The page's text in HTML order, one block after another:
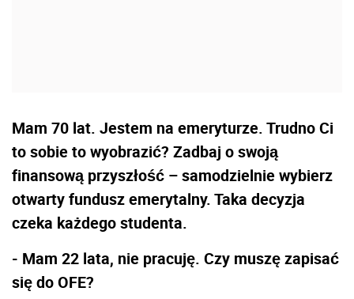
Mam 70 lat. Jestem na emeryturze. Trudno Ci
to sobie to wyobrazić? Zadbaj o swoją
finansową przyszłość – samodzielnie wybierz
otwarty fundusz emerytalny. Taka decyzja
czeka każdego studenta.
- Mam 22 lata, nie pracuję. Czy muszę zapisać
się do OFE?